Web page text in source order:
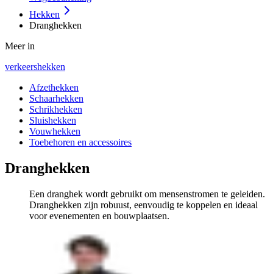
Hekken
Dranghekken
Meer in
verkeershekken
Afzethekken
Schaarhekken
Schrikhekken
Sluishekken
Vouwhekken
Toebehoren en accessoires
Dranghekken
Een dranghek wordt gebruikt om mensenstromen te geleiden.
Dranghekken zijn robuust, eenvoudig te koppelen en ideaal
voor evenementen en bouwplaatsen.